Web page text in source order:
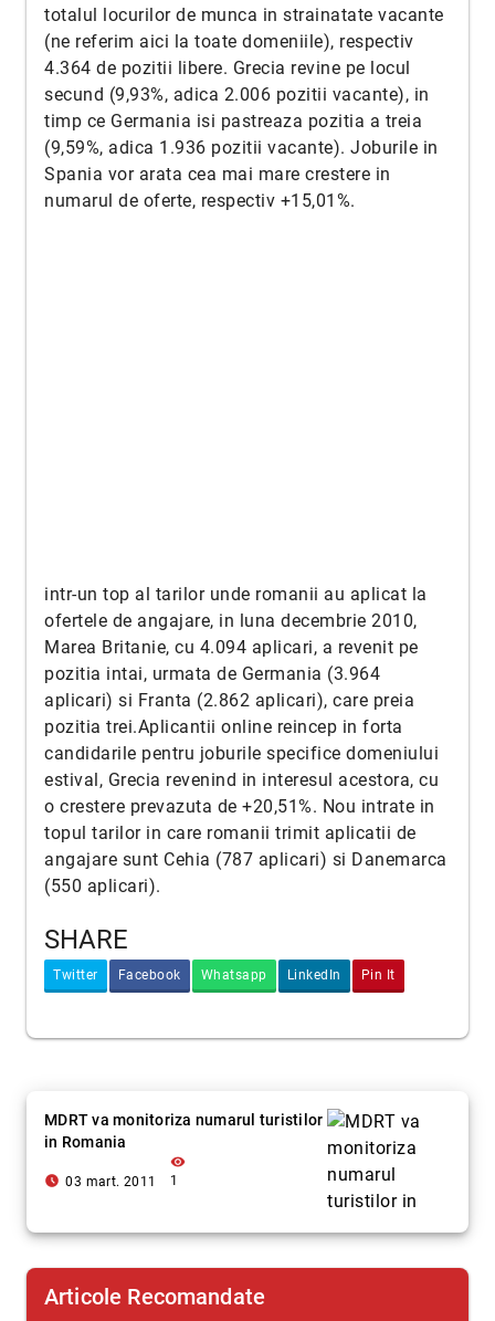
totalul locurilor de munca in strainatate vacante
(ne referim aici la toate domeniile), respectiv
4.364 de pozitii libere. Grecia revine pe locul
secund (9,93%, adica 2.006 pozitii vacante), in
timp ce Germania isi pastreaza pozitia a treia
(9,59%, adica 1.936 pozitii vacante). Joburile in
Spania vor arata cea mai mare crestere in
numarul de oferte, respectiv +15,01%.
intr-un top al tarilor unde romanii au aplicat la
ofertele de angajare, in luna decembrie 2010,
Marea Britanie, cu 4.094 aplicari, a revenit pe
pozitia intai, urmata de Germania (3.964
aplicari) si Franta (2.862 aplicari), care preia
pozitia trei.Aplicantii online reincep in forta
candidarile pentru joburile specifice domeniului
estival, Grecia revenind in interesul acestora, cu
o crestere prevazuta de +20,51%. Nou intrate in
topul tarilor in care romanii trimit aplicatii de
angajare sunt Cehia (787 aplicari) si Danemarca
(550 aplicari).
SHARE
Twitter Facebook Whatsapp LinkedIn Pin It
MDRT va monitoriza numarul turistilor
in Romania
access_time_filled 03 mart. 2011
visibility
1
Articole Recomandate